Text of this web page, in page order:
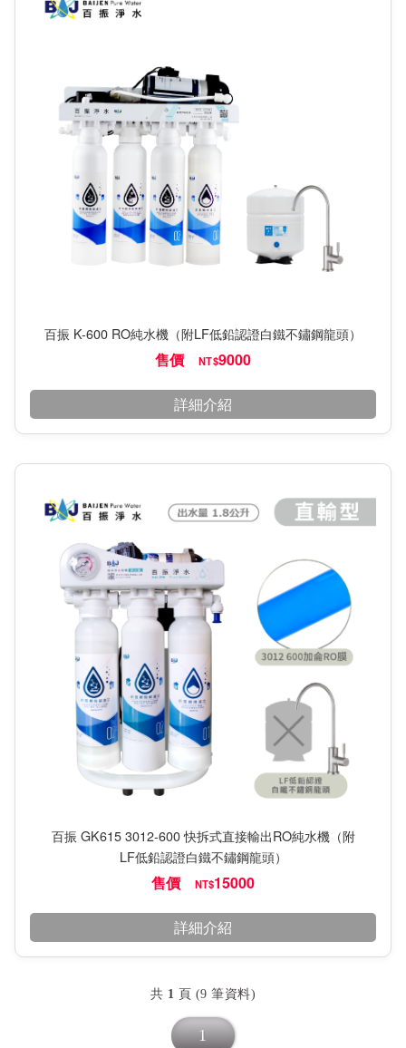
百振 K-600 RO純水機（附LF低鉛認證白鐵不鏽鋼龍頭）
售價 NT$9000
詳細介紹
百振 GK615 3012-600 快拆式直接輸出RO純水機（附
LF低鉛認證白鐵不鏽鋼龍頭）
售價 NT$15000
詳細介紹
共 1 頁 (9 筆資料)
1